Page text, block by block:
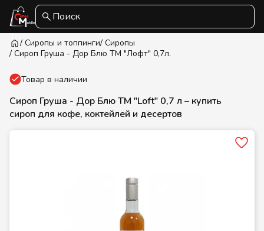
Поиск
/ Сиропы и топпинги/ Сиропы
/ Сироп Груша - Дор Блю ТМ "Лофт" 0,7л.
Товар в наличии
Сироп Груша - Дор Блю ТМ "Loft" 0,7 л – купить
сироп для кофе, коктейлей и десертов